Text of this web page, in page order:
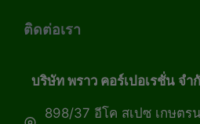
ติดต่อเรา
บริษัท พราว คอร์เปอเรชั่น จำ
898/37 อีโค สเปซ เกษตร